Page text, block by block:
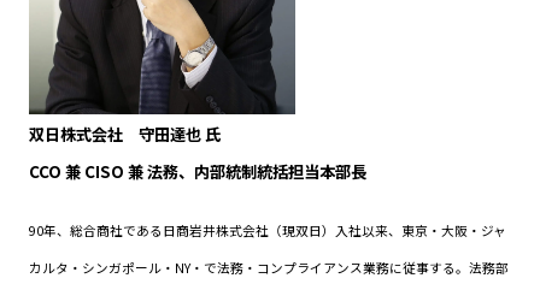
双日株式会社 守田達也 氏
CCO 兼 CISO 兼 法務、内部統制統括担当本部長
90年、総合商社である日商岩井株式会社（現双日）入社以来、東京・大阪・ジャ
カルタ・シンガポール・NY・で法務・コンプライアンス業務に従事する。法務部